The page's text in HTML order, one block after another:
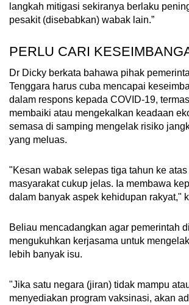
langkah mitigasi sekiranya berlaku
pesakit (disebabkan) wabak lain.”
PERLU CARI
Dr Dicky berkata bahawa pihak
Tenggara harus cuba mencapai
dalam respons kepada COVID-19,
membaiki atau mengekalkan keadaan
semasa di samping mengelak risiko
yang meluas.
"Kesan wabak selepas tiga tahun ke
masyarakat cukup jelas. Ia membawa
dalam banyak aspek kehidupan rakyat,"
Beliau mencadangkan agar pemerintah
mengukuhkan kerjasama untuk
lebih banyak isu.
"Jika satu negara (jiran) tidak mampu
menyediakan program vaksinasi, akan